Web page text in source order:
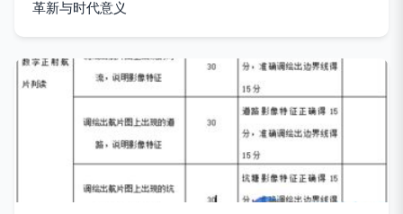
革新与时代意义